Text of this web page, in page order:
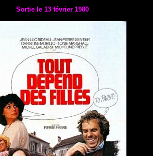
Sortie le 13 février 1980